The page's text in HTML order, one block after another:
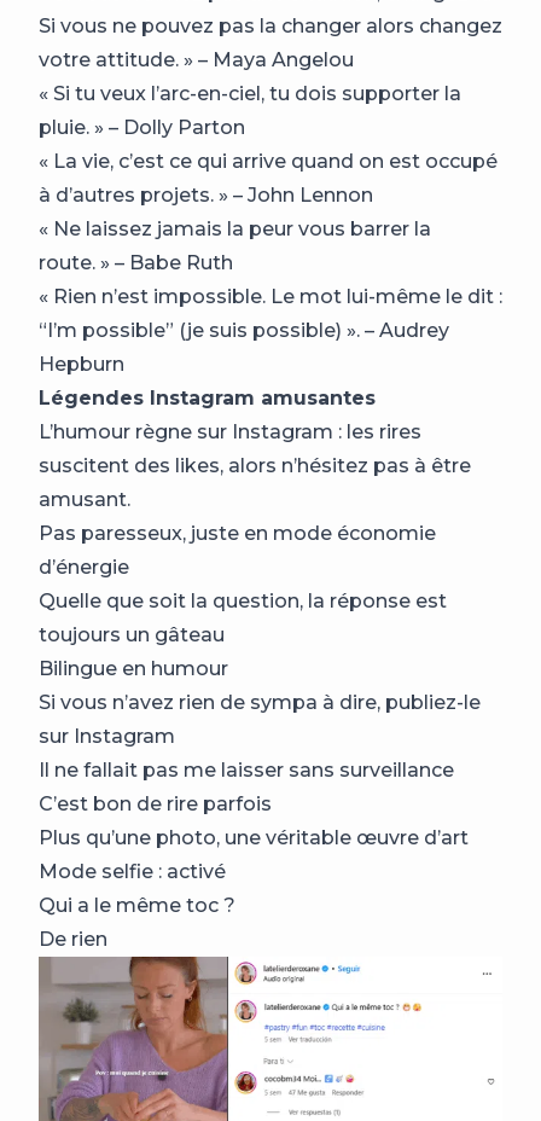
Si vous ne pouvez pas la changer alors changez
votre attitude. » – Maya Angelou
« Si tu veux l’arc-en-ciel, tu dois supporter la
pluie. » – Dolly Parton
« La vie, c’est ce qui arrive quand on est occupé
à d’autres projets. » – John Lennon
« Ne laissez jamais la peur vous barrer la
route. » – Babe Ruth
« Rien n’est impossible. Le mot lui-même le dit :
“I’m possible” (je suis possible) ». – Audrey
Hepburn
Légendes Instagram amusantes
L’humour règne sur Instagram : les rires
suscitent des likes, alors n’hésitez pas à être
amusant.
Pas paresseux, juste en mode économie
d’énergie
Quelle que soit la question, la réponse est
toujours un gâteau
Bilingue en humour
Si vous n’avez rien de sympa à dire, publiez-le
sur Instagram
Il ne fallait pas me laisser sans surveillance
C’est bon de rire parfois
Plus qu’une photo, une véritable œuvre d’art
Mode selfie : activé
Qui a le même toc ?
De rien